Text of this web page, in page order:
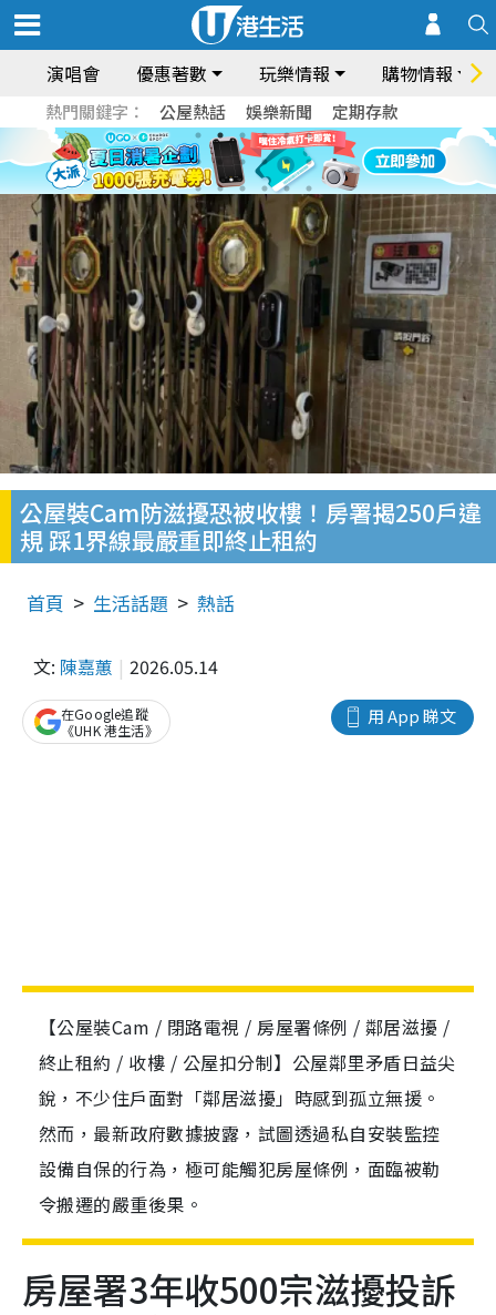
演唱會 優惠著數 玩樂情報 購物情報
熱門關鍵字： 公屋熱話 娛樂新聞 定期存款
公屋裝Cam防滋擾恐被收樓！房署揭250戶違
規 踩1界線最嚴重即終止租約
首頁 生活話題 熱話
文: 陳嘉蕙 2026.05.14
用 App 睇文
在Google追蹤
《UHK 港生活》
【公屋裝Cam / 閉路電視 / 房屋署條例 / 鄰居滋擾 /
終止租約 / 收樓 / 公屋扣分制】公屋鄰里矛盾日益尖
銳，不少住戶面對「鄰居滋擾」時感到孤立無援。
然而，最新政府數據披露，試圖透過私自安裝監控
設備自保的行為，極可能觸犯房屋條例，面臨被勒
令搬遷的嚴重後果。
房屋署3年收500宗滋擾投訴